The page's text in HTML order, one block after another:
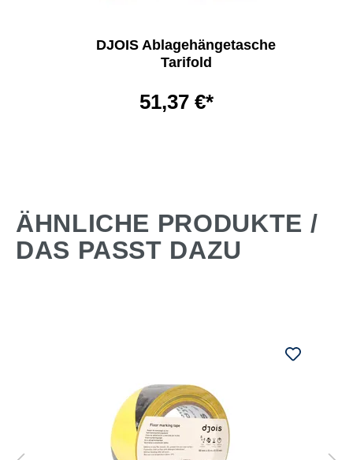
DJOIS Ablagehängetasche
Tarifold
51,37 €*
ÄHNLICHE PRODUKTE /
DAS PASST DAZU